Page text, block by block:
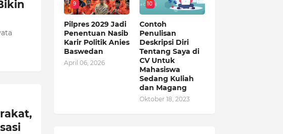
9
Pilpres 2029 Jadi
Penentuan Nasib
Karir Politik Anies
Baswedan
April 06, 2026
10
Contoh
Penulisan
Deskripsi Diri
Tentang Saya di
CV Untuk
Mahasiswa
Sedang Kuliah
dan Magang
Oktober 18, 2023